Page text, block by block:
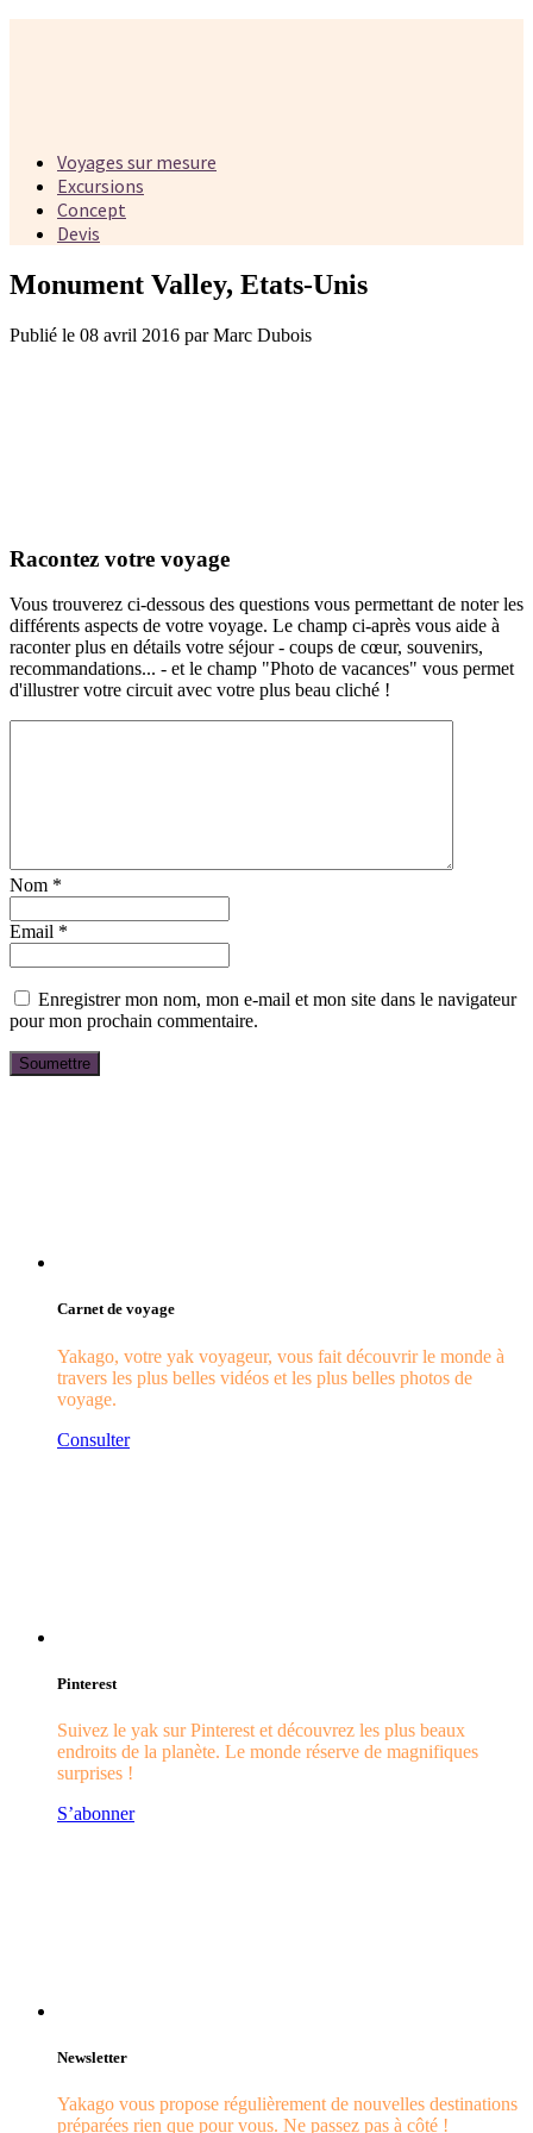
Voyages sur mesure
Excursions
Concept
Devis
Monument Valley, Etats-Unis
Publié le 08 avril 2016 par Marc Dubois
Racontez votre voyage
Vous trouverez ci-dessous des questions vous permettant de noter les
différents aspects de votre voyage. Le champ ci-après vous aide à
raconter plus en détails votre séjour - coups de cœur, souvenirs,
recommandations... - et le champ "Photo de vacances" vous permet
d'illustrer votre circuit avec votre plus beau cliché !
Nom *
Email *
Enregistrer mon nom, mon e-mail et mon site dans le navigateur
pour mon prochain commentaire.
Carnet de voyage
Yakago, votre yak voyageur, vous fait découvrir le monde à
travers les plus belles vidéos et les plus belles photos de
voyage.
Consulter
Pinterest
Suivez le yak sur Pinterest et découvrez les plus beaux
endroits de la planète. Le monde réserve de magnifiques
surprises !
S’abonner
Newsletter
Yakago vous propose régulièrement de nouvelles destinations
préparées rien que pour vous. Ne passez pas à côté !